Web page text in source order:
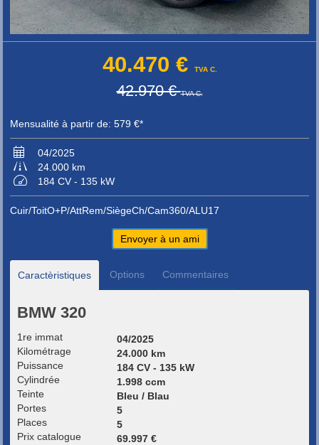
40.470 € TVA C.
42.970 €TVA C.
Mensualité à partir de: 579 €*
04/2025
24.000 km
184 CV - 135 kW
Cuir/ToitO+P/AttRem/SiègeCh/Cam360/ALU17
Envoyer à un ami
Caractèristiques Options Commentaires
BMW 320
1re immat
04/2025
Kilométrage
24.000 km
Puissance
184 CV - 135 kW
Cylindrée
1.998 ccm
Teinte
Bleu / Blau
Portes
5
Places
5
Prix catalogue
69.997 €